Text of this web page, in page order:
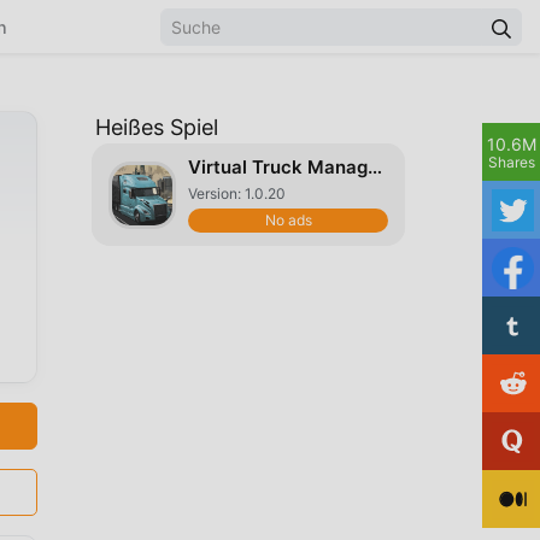
Heißes Spiel
Virtual Truck Manager 2
Version: 1.0.20
No ads
10.6M
Shares